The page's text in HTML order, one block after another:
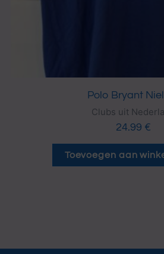
Polo Bryant
Clubs uit
24.99 €
Toevoegen aan